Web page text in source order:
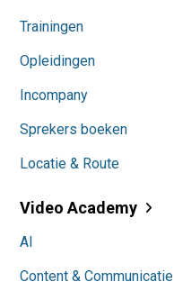
Trainingen
Opleidingen
Incompany
Sprekers boeken
Locatie & Route
Video Academy
AI
Content & Communicatie